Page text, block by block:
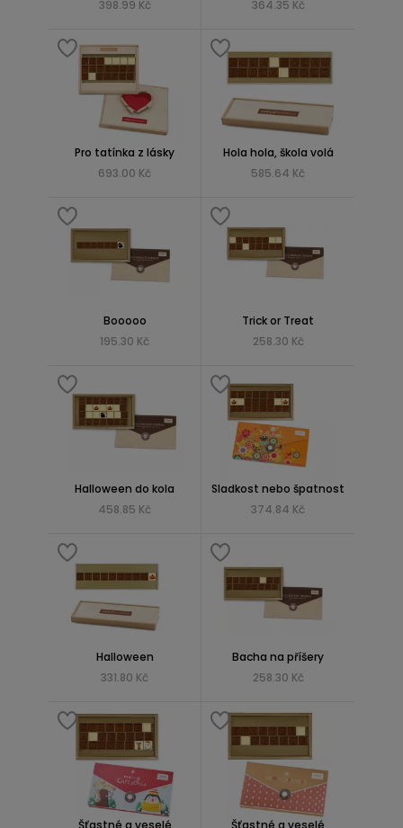
398.99 Kč
364.35 Kč
Pro tatínka z lásky
693.00 Kč
Hola hola, škola volá
585.64 Kč
Booooo
195.30 Kč
Trick or Treat
258.30 Kč
Halloween do kola
458.85 Kč
Sladkost nebo špatnost
374.84 Kč
Halloween
331.80 Kč
Bacha na příšery
258.30 Kč
Šťastné a veselé Šťastné a veselé